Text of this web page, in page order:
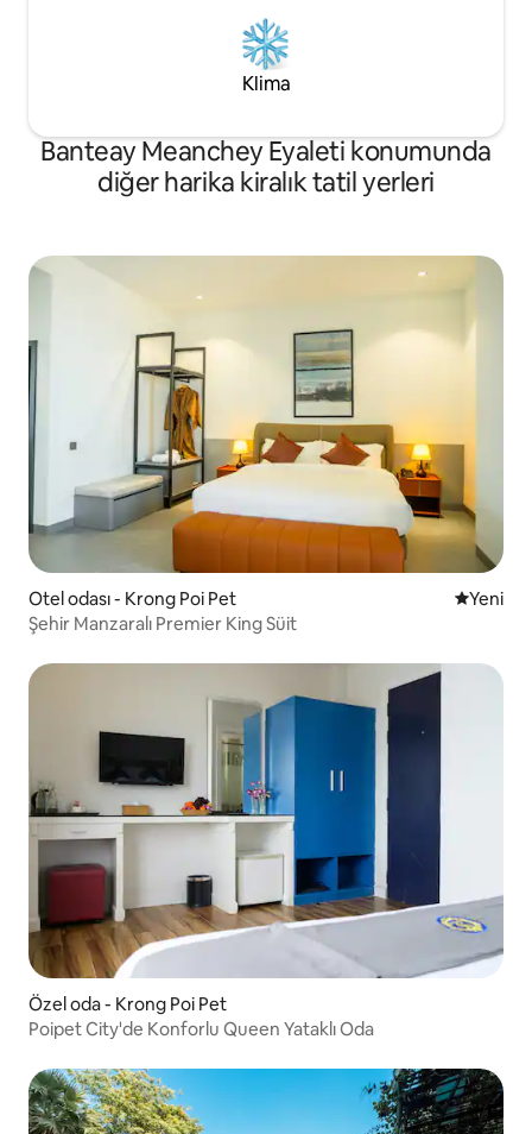
Klima
Banteay Meanchey Eyaleti konumunda
diğer harika kiralık tatil yerleri
Otel odası - Krong Poi Pet Yeni
Yeni
Şehir Manzaralı Premier King Süit
Özel oda - Krong Poi Pet
Poipet City'de Konforlu Queen Yataklı Oda